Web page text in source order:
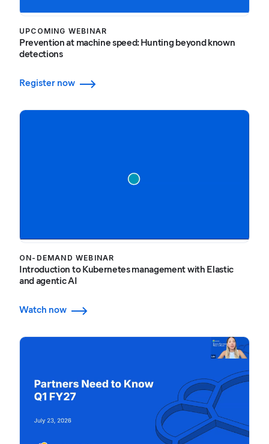
UPCOMING WEBINAR
Prevention at machine speed: Hunting beyond known
detections
Register now
ON-DEMAND WEBINAR
Introduction to Kubernetes management with Elastic
and agentic AI
Watch now